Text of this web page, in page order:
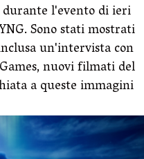
durante l'evento di ieri
Sono stati mostrati
un'intervista con
nuovi filmati del
a queste immagini